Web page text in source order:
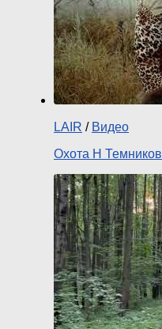
LAIR / Видео
Охота Н Темников